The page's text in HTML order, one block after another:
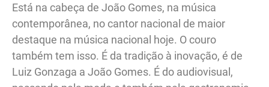
Está na cabeça de João Gomes, na música
contemporânea, no cantor nacional de maior
destaque na música nacional hoje. O couro
também tem isso. É da tradição à inovação, é de
Luiz Gonzaga a João Gomes. É do audiovisual,